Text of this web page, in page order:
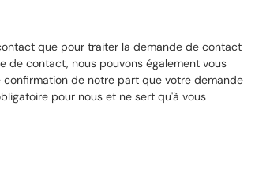
que pour traiter la demande de contact
de contact, nous pouvons également vous
de notre part que votre demande
pour nous et ne sert qu'à vous